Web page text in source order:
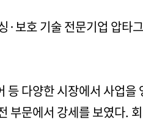
·보호 기술 전문기업 압
다양한 시장에서 사업
부문에서 강세를 보였다.